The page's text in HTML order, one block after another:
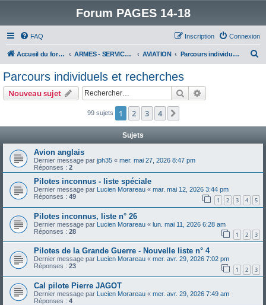
Forum PAGES 14-18
FAQ Connexion
Inscription
Accueil du forum ARMES - SERVICES - UNITES : historiques & discussions AVIATION Parcours individuels et recherches
Parcours individuels et recherches
Nouveau sujet Rechercher
99 sujets 1 2 3 4
Sujets
Avion anglais
Dernier message par jph35 « mer. mai 27, 2026 8:47 pm
Réponses : 2
Pilotes inconnus - liste spéciale
Dernier message par Lucien Morareau « mar. mai 12, 2026 3:44 pm
Réponses : 49 1 2 3 4 5
Pilotes inconnus, liste n° 26
Dernier message par Lucien Morareau « lun. mai 11, 2026 6:28 am
Réponses : 28 1 2 3
Pilotes de la Grande Guerre - Nouvelle liste n° 4
Dernier message par Lucien Morareau « mer. avr. 29, 2026 7:02 pm
Réponses : 23 1 2 3
Cal pilote Pierre JAGOT
Dernier message par Lucien Morareau « mer. avr. 29, 2026 7:49 am
Réponses : 4